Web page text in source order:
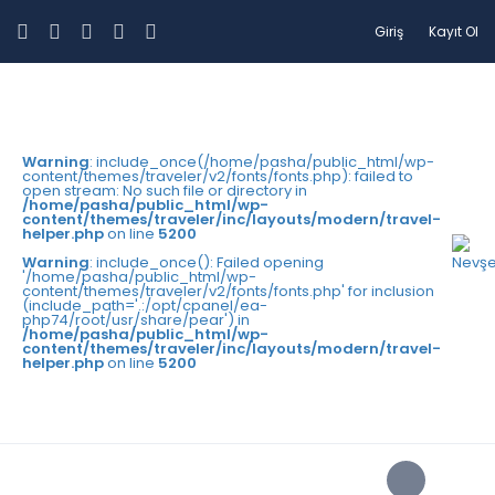
Giriş Kayıt Ol
Warning: include_once(/home/pasha/public_html/wp-
content/themes/traveler/v2/fonts/fonts.php): failed to
open stream: No such file or directory in
/home/pasha/public_html/wp-
content/themes/traveler/inc/layouts/modern/travel-
helper.phpon line 5200
Warning: include_once(): Failed opening
'/home/pasha/public_html/wp-
content/themes/traveler/v2/fonts/fonts.php' for inclusion
(include_path='.:/opt/cpanel/ea-
php74/root/usr/share/pear') in
/home/pasha/public_html/wp-
content/themes/traveler/inc/layouts/modern/travel-
helper.phpon line 5200